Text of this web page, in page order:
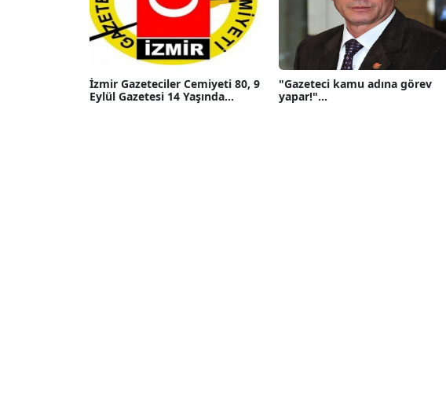
İzmir Gazeteciler Cemiyeti 80, 9
Eylül Gazetesi 14 Yaşında...
"Gazeteci kamu adına görev
yapar!"...